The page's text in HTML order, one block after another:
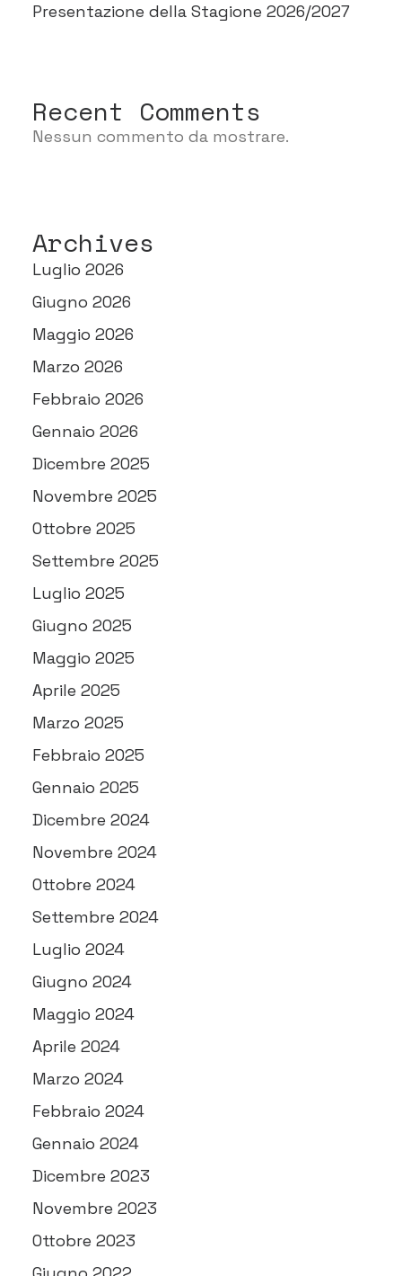
Presentazione della Stagione 2026/2027
Recent Comments
Nessun commento da mostrare.
Archives
Luglio 2026
Giugno 2026
Maggio 2026
Marzo 2026
Febbraio 2026
Gennaio 2026
Dicembre 2025
Novembre 2025
Ottobre 2025
Settembre 2025
Luglio 2025
Giugno 2025
Maggio 2025
Aprile 2025
Marzo 2025
Febbraio 2025
Gennaio 2025
Dicembre 2024
Novembre 2024
Ottobre 2024
Settembre 2024
Luglio 2024
Giugno 2024
Maggio 2024
Aprile 2024
Marzo 2024
Febbraio 2024
Gennaio 2024
Dicembre 2023
Novembre 2023
Ottobre 2023